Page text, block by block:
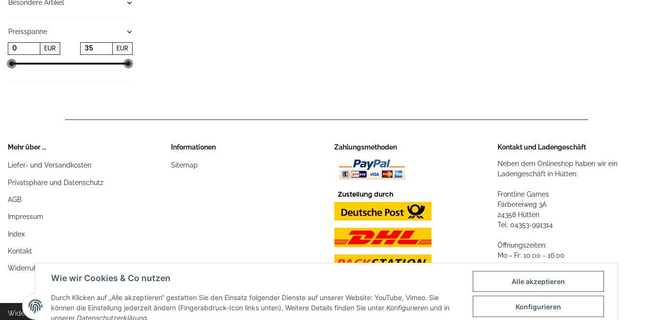
Besondere Artikel
Preisspanne
EUR EUR
Mehr über ...
Liefer- und Versandkosten
Privatsphäre und Datenschutz
AGB
Impressum
Index
Kontakt
Widerrufsrecht
Informationen
Sitemap
Zahlungsmethoden Kontakt und Ladengeschäft
Neben dem Onlineshop haben wir ein
Ladengeschäft in Hütten:
Frontline Games
Färbereiweg 3A
24358 Hütten
Tel: 04353-991314
Öffnungszeiten:
Mo - Fr: 10.00 - 16.00
Oder mit Terminvereinbarung
E-Mail:info@frontlinegames.de
Widerrufsbutton
Wie wir Cookies & Co nutzen
Durch Klicken auf „Alle akzeptieren“ gestatten Sie den Einsatz folgender Dienste auf unserer Website: YouTube, Vimeo. Sie
können die Einstellung jederzeit ändern (Fingerabdruck-Icon links unten). Weitere Details finden Sie unter Konfigurieren und in
unserer Datenschutzerklärung.
Alle akzeptieren
Konfigurieren